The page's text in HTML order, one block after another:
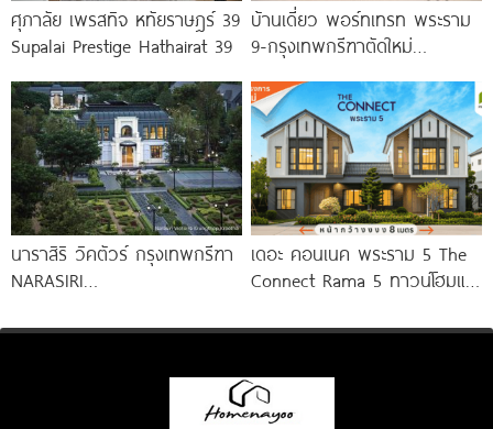
ศุภาลัย เพรสทิจ หทัยราษฎร์ 39
Supalai Prestige Hathairat 39
บ้านเดี่ยว พอร์ทเทรท พระราม
9-กรุงเทพกรีฑาตัดใหม่
Krungthep Kreetha เอกสิทธิ์
เพียง
นาราสิริ วิคตัวร์ กรุงเทพกรีฑา
NARASIRI
บ้านเดี่ยวหรูโครงการใหม่จาก
เดอะ คอนเนค พระราม 5 The
Connect Rama 5 ทาวน์โฮมและ
พระราม